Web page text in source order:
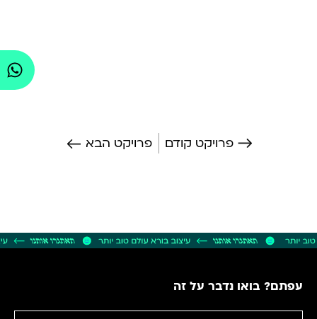
פרויקט הבא פרויקט קודם
עפתם? בואו נדבר על זה